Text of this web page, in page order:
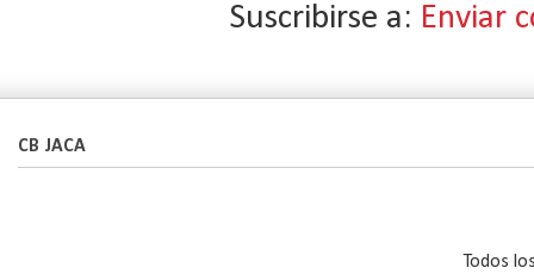
Suscribirse a: Enviar
CB JACA
Todos